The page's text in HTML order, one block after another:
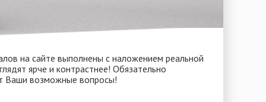
на сайте выполнены с наложением реальной
ярче и контрастнее! Обязательно
Ваши возможные вопросы!